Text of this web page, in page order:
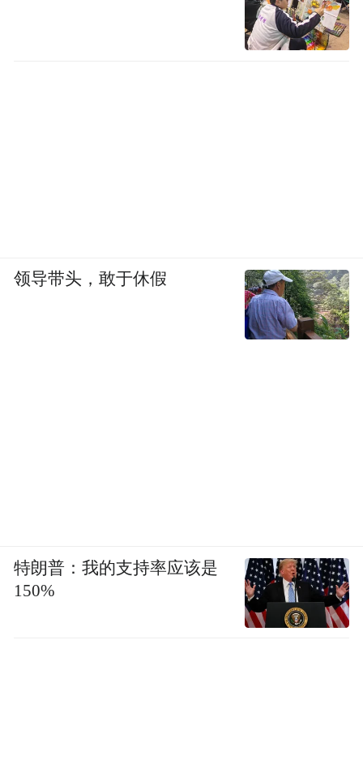
领导带头，敢于休假
特朗普：我的支持率应该是
150%